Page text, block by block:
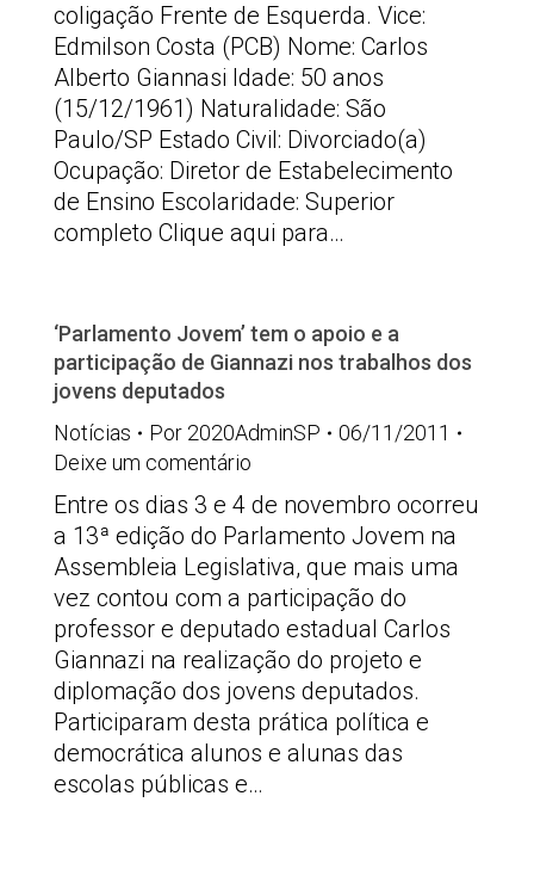
coligação Frente de Esquerda. Vice:
Edmilson Costa (PCB) Nome: Carlos
Alberto Giannasi Idade: 50 anos
(15/12/1961) Naturalidade: São
Paulo/SP Estado Civil: Divorciado(a)
Ocupação: Diretor de Estabelecimento
de Ensino Escolaridade: Superior
completo Clique aqui para…
‘Parlamento Jovem’ tem o apoio e a
participação de Giannazi nos trabalhos dos
jovens deputados
Notícias
Por 2020AdminSP
06/11/2011
Deixe um comentário
Entre os dias 3 e 4 de novembro ocorreu
a 13ª edição do Parlamento Jovem na
Assembleia Legislativa, que mais uma
vez contou com a participação do
professor e deputado estadual Carlos
Giannazi na realização do projeto e
diplomação dos jovens deputados.
Participaram desta prática política e
democrática alunos e alunas das
escolas públicas e…